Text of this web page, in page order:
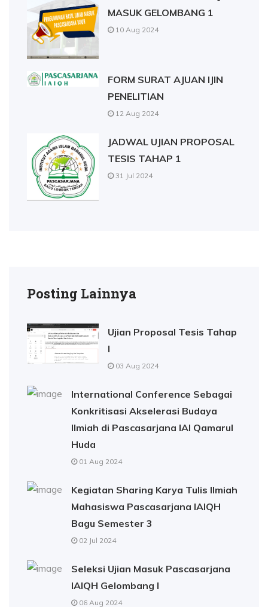
MASUK GELOMBANG 1
10 Aug 2024
FORM SURAT AJUAN IJIN
PENELITIAN
12 Aug 2024
JADWAL UJIAN PROPOSAL
TESIS TAHAP 1
31 Jul 2024
Posting Lainnya
Ujian Proposal Tesis Tahap
I
03 Aug 2024
International Conference Sebagai
Konkritisasi Akselerasi Budaya
Ilmiah di Pascasarjana IAI Qamarul
Huda
01 Aug 2024
Kegiatan Sharing Karya Tulis Ilmiah
Mahasiswa Pascasarjana IAIQH
Bagu Semester 3
02 Jul 2024
Seleksi Ujian Masuk Pascasarjana
IAIQH Gelombang I
06 Aug 2024